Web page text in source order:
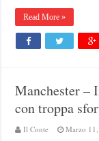
Read More »
Manchester –
con troppa
Il Conte Marzo